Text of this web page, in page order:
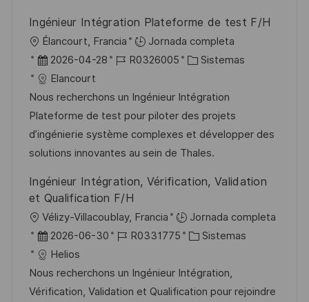
l
i
c
a
c
i
ó
n
Ingénieur Intégration Plateforme de test F/H
U
b
c
a
c
i
n
Élancourt, Francia
Jornada completa
F
e
c
h
a
d
p
l
2026-04-28
I
d
e
e
m
l
R0326005
C
t
e
g
o
Sistemas
Elancourt
Nous recherchons un Ingénieur Intégration
Plateforme de test pour piloter des projets
d’ingénierie système complexes et développer des
solutions innovantes au sein de Thales.
Ingénieur Intégration, Vérification, Validation
et Qualification F/H
U
b
c
a
Vélizy-Villacoublay, Francia
Jornada completa
F
e
c
h
2026-06-30
I
d
e
R0331775
C
t
e
Sistemas
Helios
Nous recherchons un Ingénieur Intégration,
Vérification, Validation et Qualification pour rejoindre